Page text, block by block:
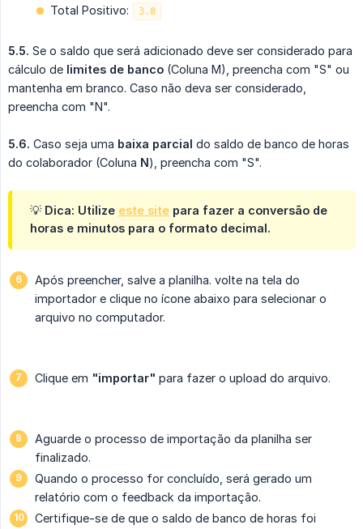
Total Positivo: 3.0
5.5. Se o saldo que será adicionado deve ser considerado para
cálculo de limites de banco (Coluna M), preencha com "S" ou
mantenha em branco. Caso não deva ser considerado,
preencha com "N".
5.6. Caso seja uma baixa parcial do saldo de banco de horas
do colaborador (Coluna N), preencha com "S".
💡 Dica: Utilize este site para fazer a conversão de
horas e minutos para o formato decimal.
Após preencher, salve a planilha. volte na tela do
importador e clique no ícone abaixo para selecionar o
arquivo no computador.
Clique em "importar" para fazer o upload do arquivo.
Aguarde o processo de importação da planilha ser
finalizado.
Quando o processo for concluído, será gerado um
relatório com o feedback da importação.
Certifique-se de que o saldo de banco de horas foi